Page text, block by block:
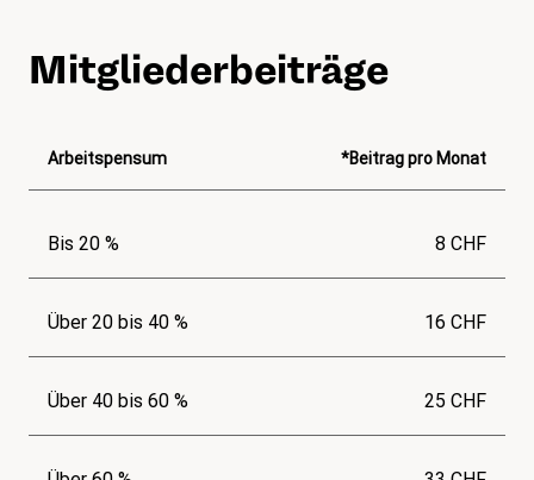
Mitgliederbeiträge
Arbeitspensum *Beitrag pro Monat
Bis 20 % 8 CHF
Über 20 bis 40 % 16 CHF
Über 40 bis 60 % 25 CHF